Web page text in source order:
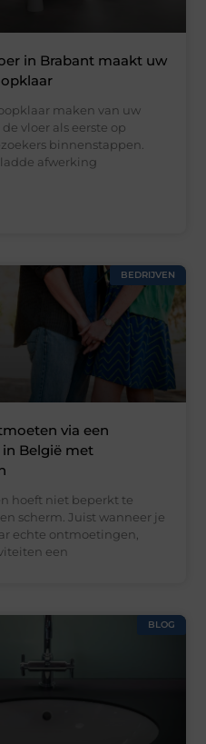
in Brabant maakt uw
maken van uw
vloer als eerste op
binnenstappen.
afwerking
BEDRIJVEN
via een
België met
hoeft niet beperkt te
scherm. Juist wanneer je
echte ontmoetingen,
een
BLOG